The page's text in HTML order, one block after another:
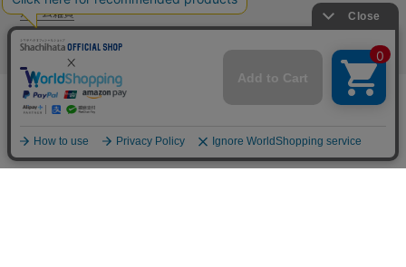
ルーム雑貨